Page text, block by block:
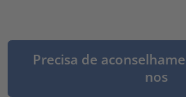
Precisa de
nos